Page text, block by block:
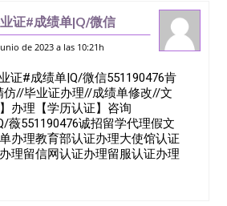
证#成绩单|Q/微信
>UKC复刻精仿//毕业
询
de 2023 a las 10:21h
证#成绩单|Q/微信551190476肯
仿//毕业证办理//成绩单修改//文
办理【学历认证】咨询
薇551190476诚招留学代理假文
办理教育部认证办理大使馆认证
理留信网认证办理留服认证办理
文凭办理英国文凭办理加拿大文